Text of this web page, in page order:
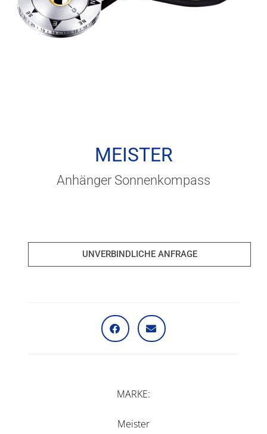
MEISTER
Anhänger Sonnenkompass
UNVERBINDLICHE ANFRAGE
MARKE
Meister